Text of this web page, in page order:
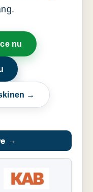
nu
→
→